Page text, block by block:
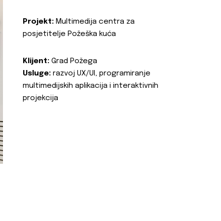
Projekt: Multimedija centra za
posjetitelje Požeška kuća
Klijent: Grad Požega
Usluge: razvoj UX/UI, programiranje
multimedijskih aplikacija i interaktivnih
projekcija